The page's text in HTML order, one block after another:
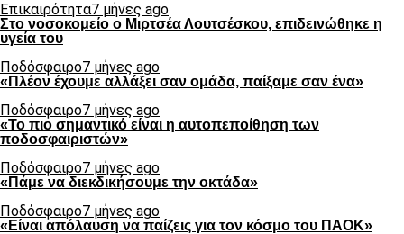
Επικαιρότητα7 μήνες ago
Στο νοσοκομείο ο Μιρτσέα Λουτσέσκου, επιδεινώθηκε η
υγεία του
Ποδόσφαιρο7 μήνες ago
«Πλέον έχουμε αλλάξει σαν ομάδα, παίξαμε σαν ένα»
Ποδόσφαιρο7 μήνες ago
«Το πιο σημαντικό είναι η αυτοπεποίθηση των
ποδοσφαιριστών»
Ποδόσφαιρο7 μήνες ago
«Πάμε να διεκδικήσουμε την οκτάδα»
Ποδόσφαιρο7 μήνες ago
«Είναι απόλαυση να παίζεις για τον κόσμο του ΠΑΟΚ»